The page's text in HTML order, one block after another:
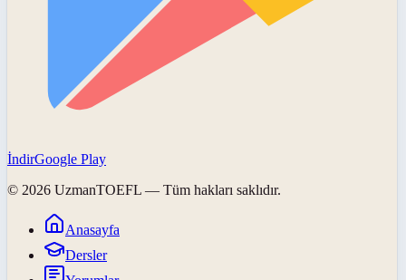
İndirGoogle Play
© 2026 UzmanTOEFL — Tüm hakları saklıdır.
Anasayfa
Dersler